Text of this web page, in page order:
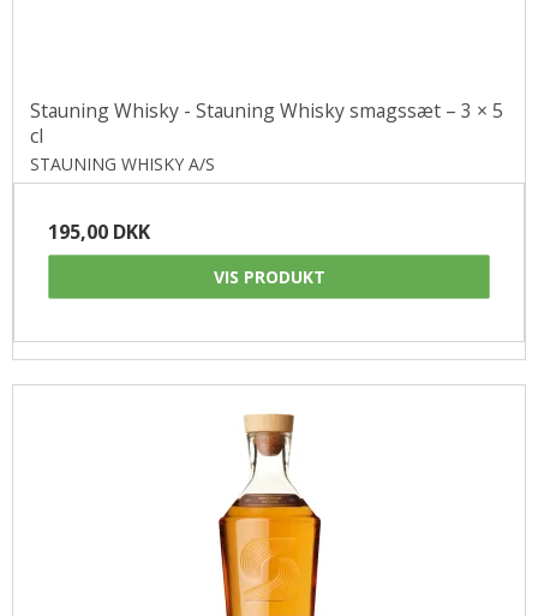
Stauning Whisky - Stauning Whisky smagssæt – 3 × 5
cl
STAUNING WHISKY A/S
195,00 DKK
VIS PRODUKT